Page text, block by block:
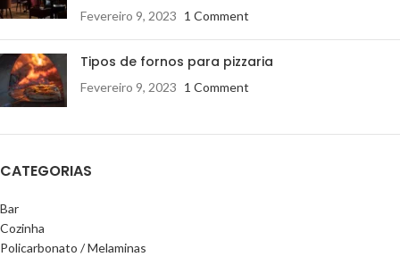
Fevereiro 9, 2023 1 Comment
Tipos de fornos para pizzaria
Fevereiro 9, 2023 1 Comment
CATEGORIAS
Bar
Cozinha
Policarbonato / Melaminas